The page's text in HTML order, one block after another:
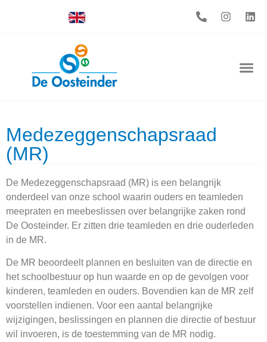
Medezeggenschapsraad
(MR)
De Medezeggenschapsraad (MR) is een belangrijk
onderdeel van onze school waarin ouders en teamleden
meepraten en meebeslissen over belangrijke zaken rond
De Oosteinder. Er zitten drie teamleden en drie ouderleden
in de MR.
De MR beoordeelt plannen en besluiten van de directie en
het schoolbestuur op hun waarde en op de gevolgen voor
kinderen, teamleden en ouders. Bovendien kan de MR zelf
voorstellen indienen. Voor een aantal belangrijke
wijzigingen, beslissingen en plannen die directie of bestuur
wil invoeren, is de toestemming van de MR nodig.